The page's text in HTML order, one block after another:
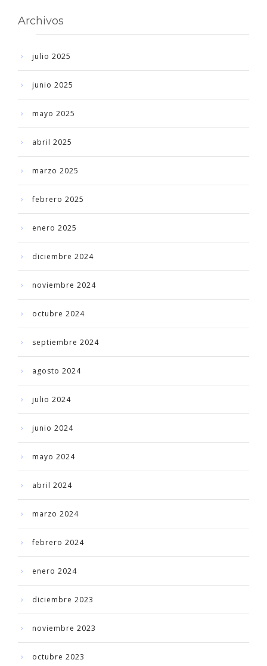
Archivos
julio 2025
junio 2025
mayo 2025
abril 2025
marzo 2025
febrero 2025
enero 2025
diciembre 2024
noviembre 2024
octubre 2024
septiembre 2024
agosto 2024
julio 2024
junio 2024
mayo 2024
abril 2024
marzo 2024
febrero 2024
enero 2024
diciembre 2023
noviembre 2023
octubre 2023